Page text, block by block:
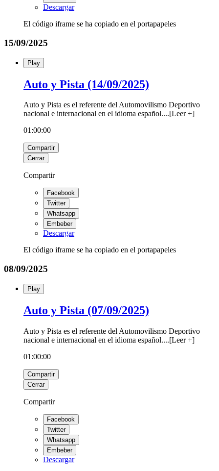
Descargar
El código iframe se ha copiado en el portapapeles
15/09/2025
Play
Auto y Pista (14/09/2025)
Auto y Pista es el referente del Automovilismo Deportivo
nacional e internacional en el idioma español....[Leer +]
01:00:00
Compartir
Cerrar
Compartir
Facebook
Twitter
Whatsapp
Embeber
Descargar
El código iframe se ha copiado en el portapapeles
08/09/2025
Play
Auto y Pista (07/09/2025)
Auto y Pista es el referente del Automovilismo Deportivo
nacional e internacional en el idioma español....[Leer +]
01:00:00
Compartir
Cerrar
Compartir
Facebook
Twitter
Whatsapp
Embeber
Descargar